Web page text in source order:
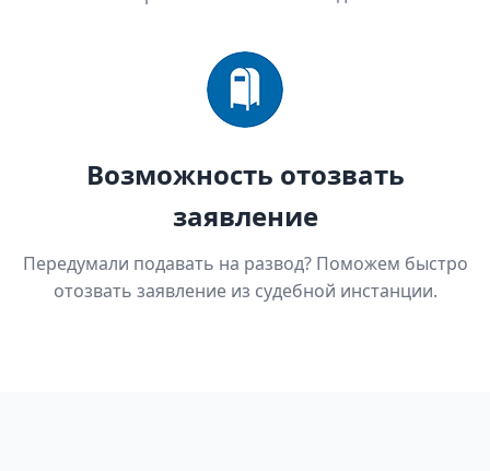
Возможность отозвать
заявление
Передумали подавать на развод? Поможем быстро
отозвать заявление из судебной инстанции.